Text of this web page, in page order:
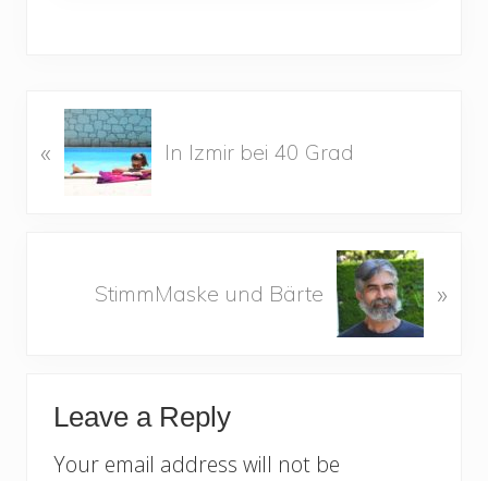
r
« In Izmir bei 40 Grad
StimmMaske und Bärte »
Reader
Interactions
Leave a Reply
Your email address will not be